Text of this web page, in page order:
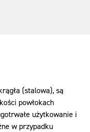
(stalowa), są
powłokach
użytkowanie i
w przypadku